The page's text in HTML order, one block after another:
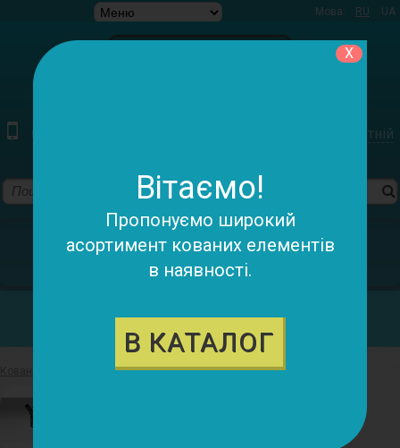
Мова: RU UA
(097) 220-79-78 (095) 055-98-05
Зворотній
У кошику:
0 товарів - 0.00 грн.
Категорії
Флагшток
X
Вітаємо!
Пропонуємо широкий
асортимент кованих елементів
в наявності.
В КАТАЛОГ